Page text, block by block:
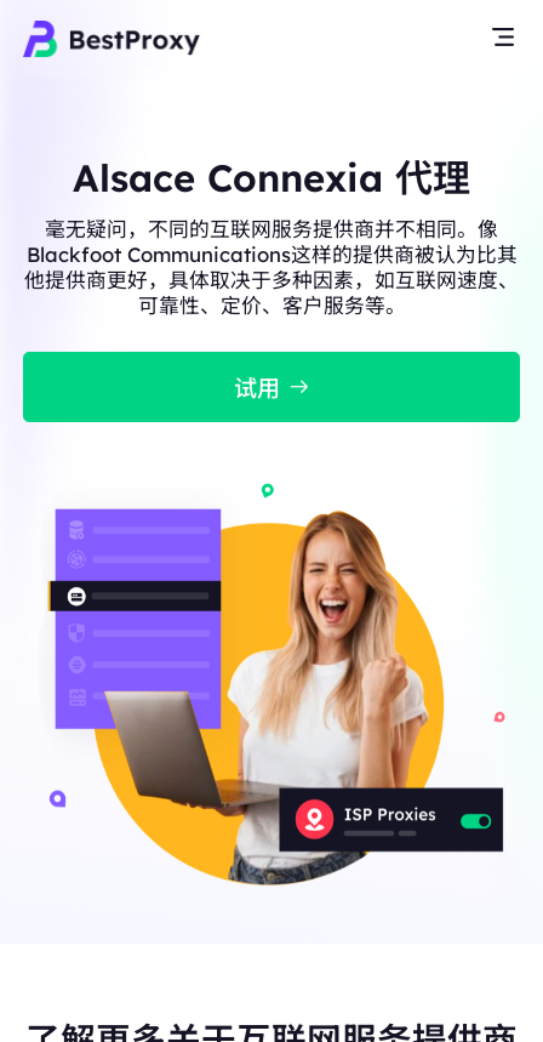
Alsace Connexia 代理
毫无疑问，不同的互联网服务提供商并不相同。像
Blackfoot Communications这样的提供商被认为比其
他提供商更好，具体取决于多种因素，如互联网速度、
可靠性、定价、客户服务等。
试用